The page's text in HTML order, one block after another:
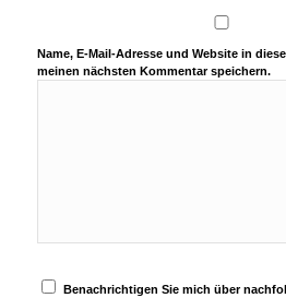
Name, E-Mail-Adresse und Website in
meinen nächsten Kommentar speichern.
Benachrichtigen Sie mich über